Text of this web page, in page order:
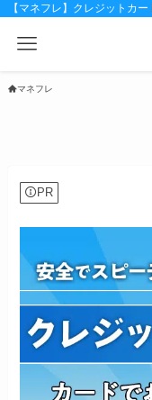
【マネフレ】クレジットカ
マネフレ
PR